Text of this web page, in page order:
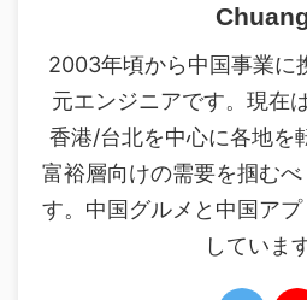
2003年頃から中国事業に
元エンジニアです。現在
香港/台北を中心に各地を
富裕層向けの需要を掴む
す。中国グルメと中国ア
していま